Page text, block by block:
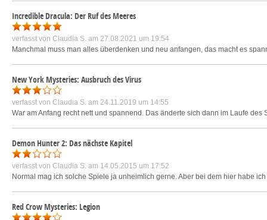
Incredible Dracula: Der Ruf des Meeres
verfasst von Claudia S. am 27.08.2021 um 19:54
Manchmal muss man alles überdenken und neu anfangen, das macht es
New York Mysteries: Ausbruch des Virus
verfasst von Claudia S. am 24.11.2019 um 14:55
War am Anfang recht nett und spannend. Das änderte sich dann im Laufe
Demon Hunter 2: Das nächste Kapitel
verfasst von Claudia S. am 14.05.2015 um 17:52
Normal mag ich solche Spiele ja unheimlich gerne. Aber bei dem hier habe
Red Crow Mysteries: Legion